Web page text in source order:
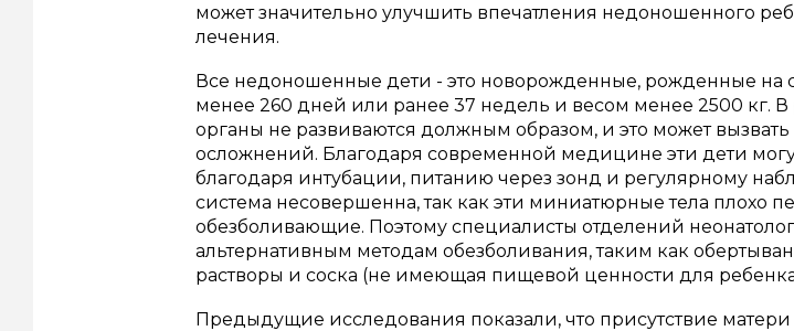
может значительно улучшить впечатления недоношенного
лечения.
Все недоношенные дети - это новорожденные, рожденные на
менее 260 дней или ранее 37 недель и весом менее 2500 кг. В
органы не развиваются должным образом, и это может
осложнений. Благодаря современной медицине эти дети
благодаря интубации, питанию через зонд и регулярному
система несовершенна, так как эти миниатюрные тела плохо
обезболивающие. Поэтому специалисты отделений
альтернативным методам обезболивания, таким как
растворы и соска (не имеющая пищевой ценности для
Предыдущие исследования показали, что присутствие